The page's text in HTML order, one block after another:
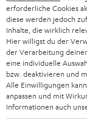
KOPFHÖRER
BLUETOOTH-
STEREOANLAGEN
LAUTSPRECHER
BLOG
NEWSLETTER
STORES
DEINE VORTEILE
NIEDERLANDE
BELGIEN
FRANKREICH
erforderliche Cookies
diese werden jedoch
Inhalte, die wirklich
Hier willigst du der
der Verarbeitung
eine individuelle
bzw. deaktivieren und
Alle Einwilligungen
anpassen und mit
Informationen auch